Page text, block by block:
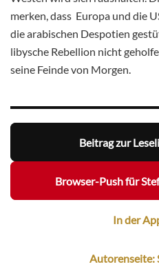
merken, dass Europa und die
die arabischen Despotien
libysche Rebellion nicht
seine Feinde von Morgen.
Beitrag zur
Browser-Push für
In der
Autorenseite: